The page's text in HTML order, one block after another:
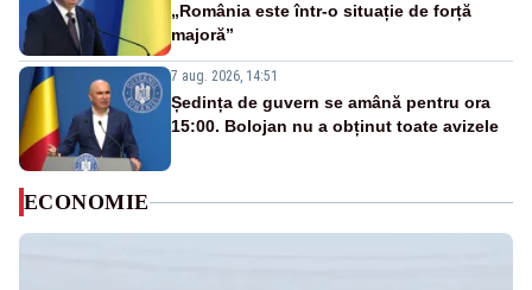
„România este într-o situație de forță
majoră”
7 aug. 2026, 14:51
Ședința de guvern se amână pentru ora
15:00. Bolojan nu a obținut toate avizele
ECONOMIE